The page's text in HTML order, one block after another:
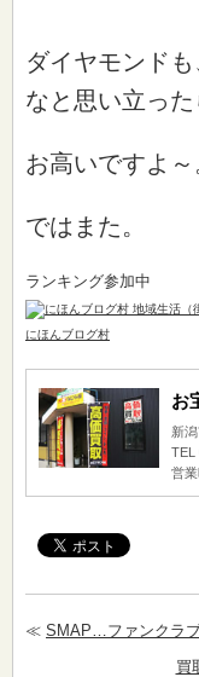
ダイヤモンド
なと思い立った
お高いですよ～
ではまた。
ランキング参加中
にほんブログ村
お
新
営
≪ SMAP…ファンクラ
買